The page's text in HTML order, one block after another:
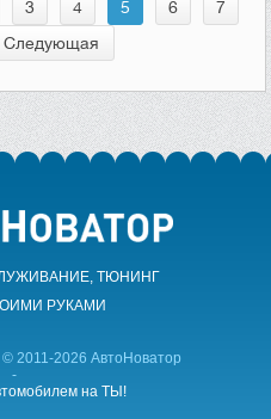
3 4 5 6
7
Следующая
ТЮНИНГ
РУКАМИ
2011-2026 АвтоНоватор
-
на ТЫ!